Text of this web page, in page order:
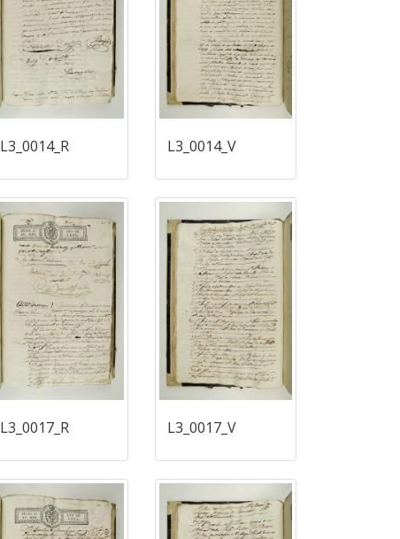
L3_0014_R L3_0014_V
L3_0017_R L3_0017_V